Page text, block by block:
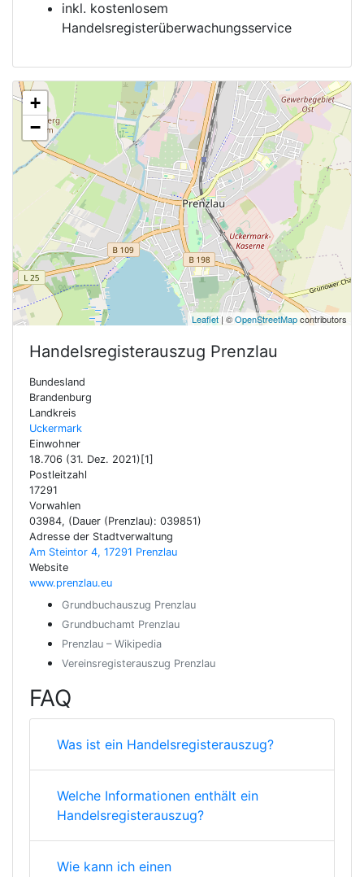
inkl. kostenlosem
Handelsregisterüberwachungsservice
+
−
Leaflet | ©OpenStreetMapcontributors
Handelsregisterauszug Prenzlau
Bundesland
Brandenburg
Landkreis
Uckermark
Einwohner
18.706 (31. Dez. 2021)[1]
Postleitzahl
17291
Vorwahlen
03984, (Dauer (Prenzlau): 039851)
Adresse der Stadtverwaltung
Am Steintor 4, 17291 Prenzlau
Website
www.prenzlau.eu
Grundbuchauszug Prenzlau
Grundbuchamt Prenzlau
Prenzlau – Wikipedia
Vereinsregisterauszug Prenzlau
FAQ
Was ist ein Handelsregisterauszug?
Welche Informationen enthält ein
Handelsregisterauszug?
Wie kann ich einen